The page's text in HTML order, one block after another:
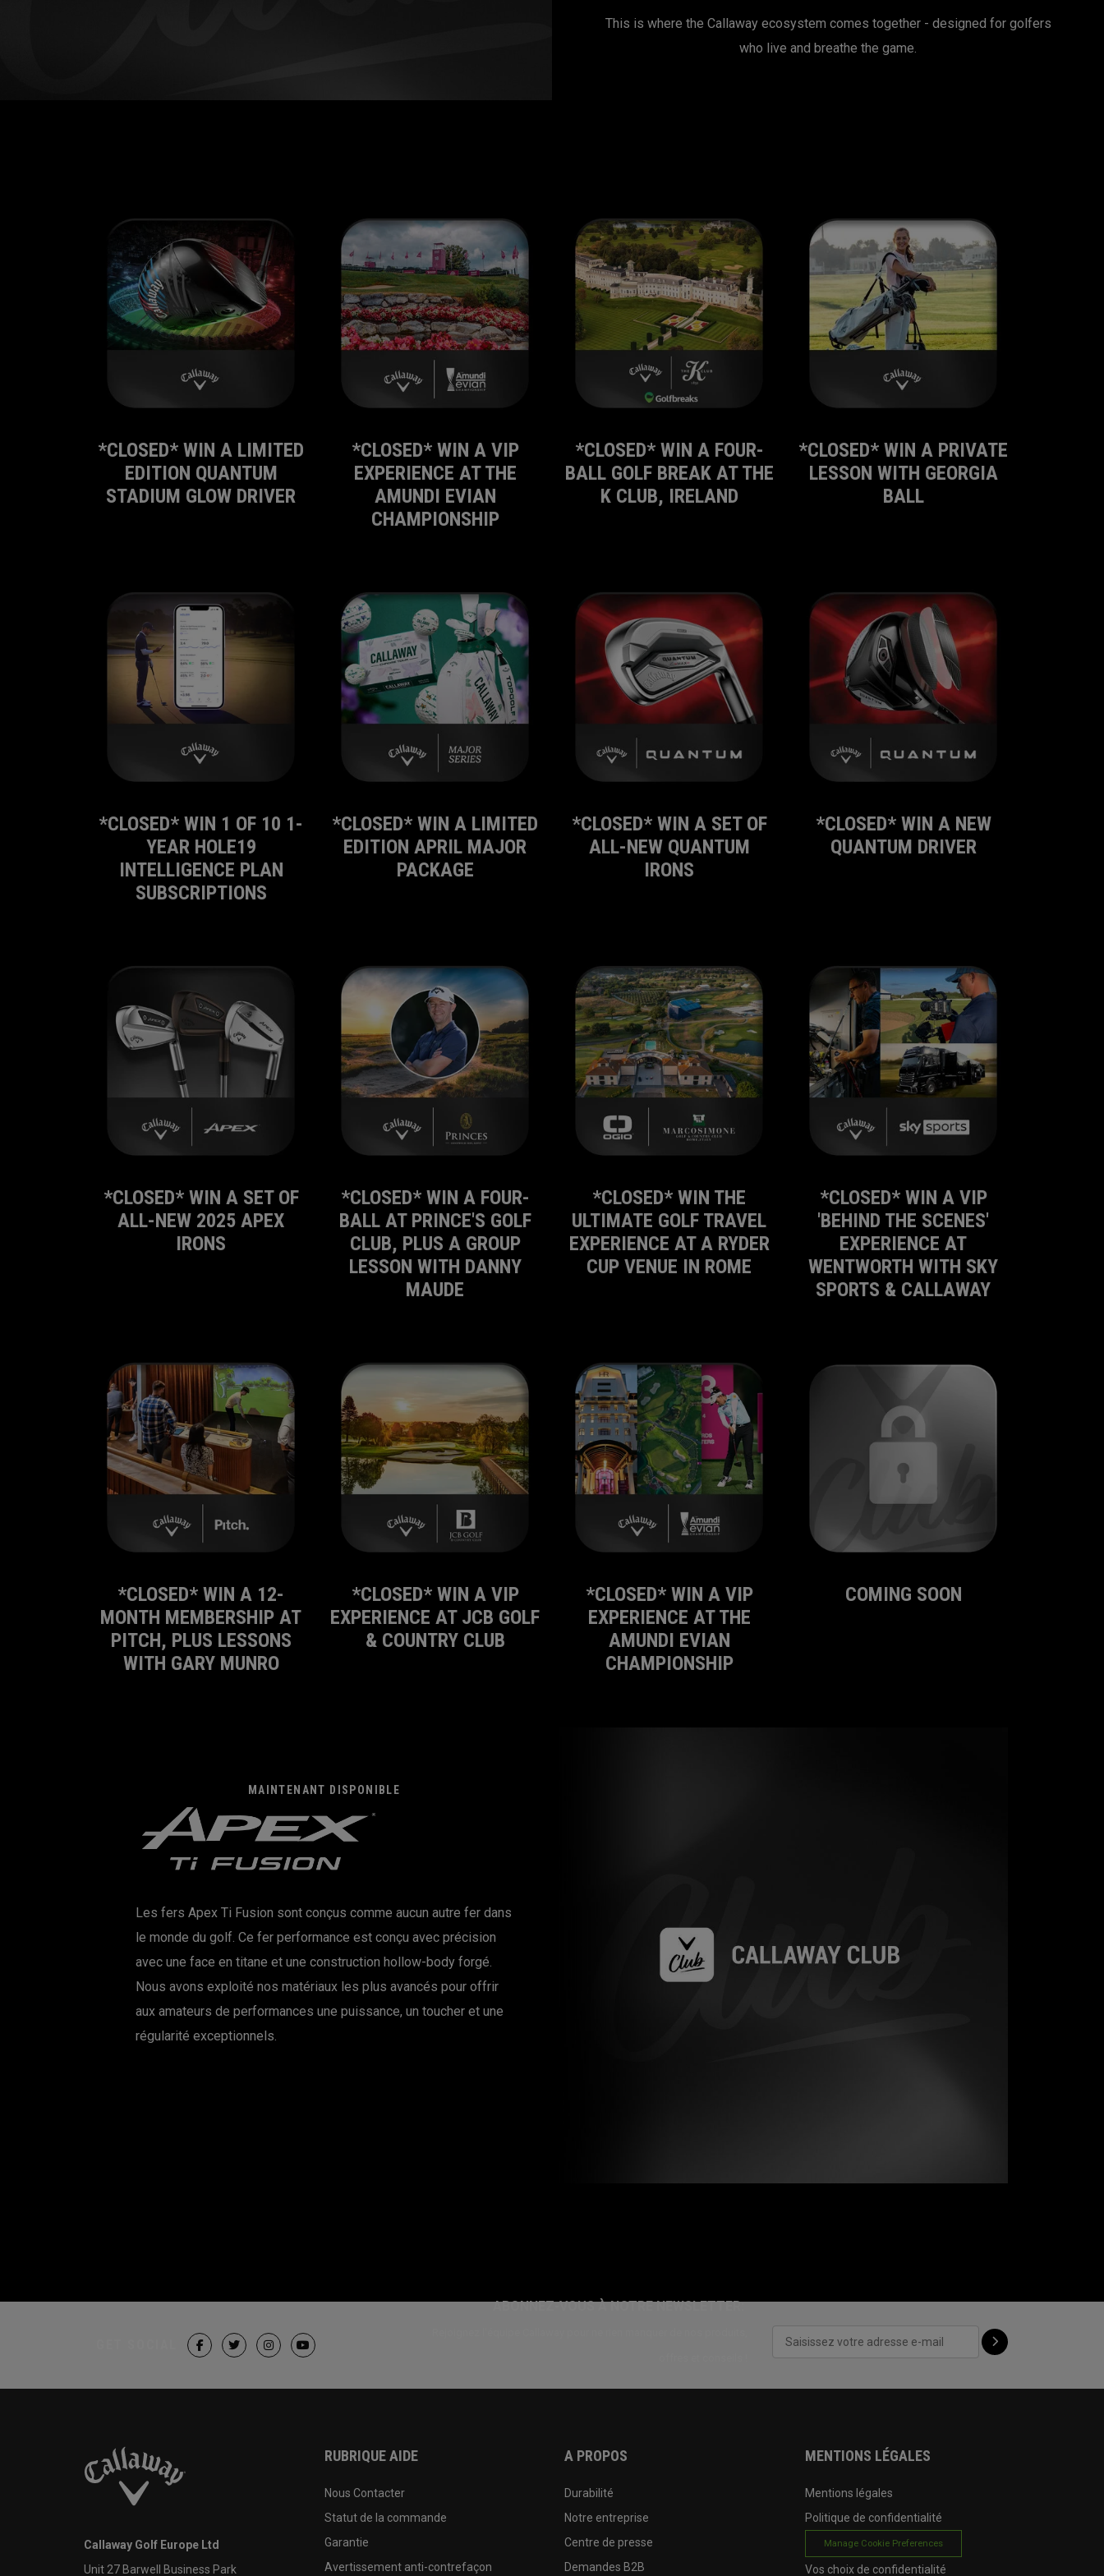
This is where the Callaway ecosystem comes together - designed for golfers
who live and breathe the game.
*CLOSED* WIN A LIMITED
EDITION QUANTUM
STADIUM GLOW DRIVER
*CLOSED* WIN A VIP
EXPERIENCE AT THE
AMUNDI EVIAN
CHAMPIONSHIP
*CLOSED* WIN A FOUR-
BALL GOLF BREAK AT THE
K CLUB, IRELAND
*CLOSED* WIN A PRIVATE
LESSON WITH GEORGIA
BALL
*CLOSED* WIN 1 OF 10 1-
YEAR HOLE19
INTELLIGENCE PLAN
SUBSCRIPTIONS
*CLOSED* WIN A LIMITED
EDITION APRIL MAJOR
PACKAGE
*CLOSED* WIN A SET OF
ALL-NEW QUANTUM
IRONS
*CLOSED* WIN A NEW
QUANTUM DRIVER
*CLOSED* WIN A SET OF
ALL-NEW 2025 APEX
IRONS
*CLOSED* WIN A FOUR-
BALL AT PRINCE'S GOLF
CLUB, PLUS A GROUP
LESSON WITH DANNY
MAUDE
*CLOSED* WIN THE
ULTIMATE GOLF TRAVEL
EXPERIENCE AT A RYDER
CUP VENUE IN ROME
*CLOSED* WIN A VIP
'BEHIND THE SCENES'
EXPERIENCE AT
WENTWORTH WITH SKY
SPORTS & CALLAWAY
*CLOSED* WIN A 12-
MONTH MEMBERSHIP AT
PITCH, PLUS LESSONS
WITH GARY MUNRO
*CLOSED* WIN A VIP
EXPERIENCE AT JCB GOLF
& COUNTRY CLUB
*CLOSED* WIN A VIP
EXPERIENCE AT THE
AMUNDI EVIAN
CHAMPIONSHIP
COMING SOON
MAINTENANT DISPONIBLE
Les fers Apex Ti Fusion sont conçus comme aucun autre fer dans
le monde du golf. Ce fer performance est conçu avec précision
avec une face en titane et une construction hollow-body forgé.
Nous avons exploité nos matériaux les plus avancés pour offrir
aux amateurs de performances une puissance, un toucher et une
régularité exceptionnels.
ABONNEZ-VOUS À NOTRE NEWSLETTER:
Callaway Golf Europe Ltd
Unit 27 Barwell Business Park
RUBRIQUE AIDE
Nous Contacter
Statut de la commande
Garantie
Avertissement anti-contrefaçon
A PROPOS
Durabilité
Notre entreprise
Centre de presse
Demandes B2B
MENTIONS LÉGALES
Mentions légales
Politique de confidentialité
Manage Cookie Preferences
Vos choix de confidentialité